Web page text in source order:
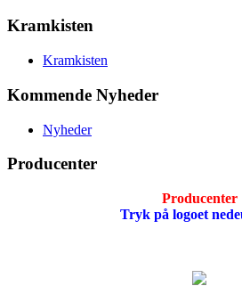
Kramkisten
Kramkisten
Kommende Nyheder
Nyheder
Producenter
Producenter
Tryk på logoet